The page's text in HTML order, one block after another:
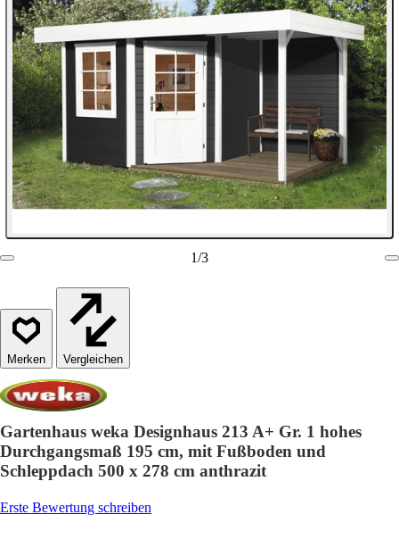
1/3
Vergleichen
Gartenhaus weka Designhaus 213 A+ Gr. 1 hohes
Durchgangsmaß 195 cm, mit Fußboden und
Schleppdach 500 x 278 cm anthrazit
Erste Bewertung schreiben